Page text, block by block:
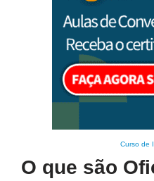
Curso de
O que são